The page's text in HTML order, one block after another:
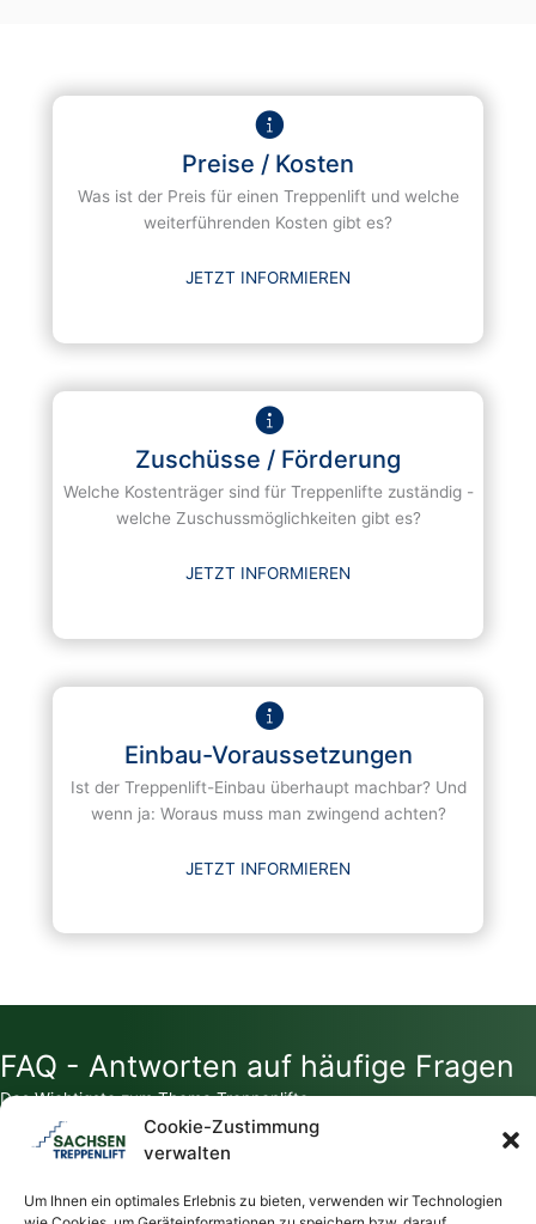
Cookie-Zustimmung
verwalten
Um Ihnen ein optimales Erlebnis zu bieten, verwenden wir Technologien
Preise / Kosten
Was ist der Preis für einen Treppenlift und welche
weiterführenden Kosten gibt es?
JETZT INFORMIEREN
Zuschüsse / Förderung
Welche Kostenträger sind für Treppenlifte zuständig -
welche Zuschussmöglichkeiten gibt es?
JETZT INFORMIEREN
Einbau-Voraussetzungen
Ist der Treppenlift-Einbau überhaupt machbar? Und
wenn ja: Woraus muss man zwingend achten?
JETZT INFORMIEREN
FAQ - Antworten auf häufige Fragen
Das Wichtigste zum Thema Treppenlifte